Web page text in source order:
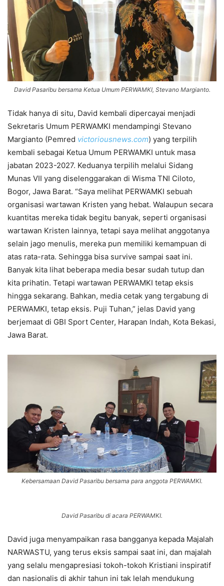
David Pasaribu bersama Ketua Umum PERWAMKI, Stevano Margianto.
Tidak hanya di situ, David kembali dipercayai menjadi
Sekretaris Umum PERWAMKI mendampingi Stevano
Margianto (Pemred victoriousnews.com) yang terpilih
kembali sebagai Ketua Umum PERWAMKI untuk masa
jabatan 2023-2027. Keduanya terpilih melalui Sidang
Munas VII yang diselenggarakan di Wisma TNI Ciloto,
Bogor, Jawa Barat. “Saya melihat PERWAMKI sebuah
organisasi wartawan Kristen yang hebat. Walaupun secara
kuantitas mereka tidak begitu banyak, seperti organisasi
wartawan Kristen lainnya, tetapi saya melihat anggotanya
selain jago menulis, mereka pun memiliki kemampuan di
atas rata-rata. Sehingga bisa survive sampai saat ini.
Banyak kita lihat beberapa media besar sudah tutup dan
kita prihatin. Tetapi wartawan PERWAMKI tetap eksis
hingga sekarang. Bahkan, media cetak yang tergabung di
PERWAMKI, tetap eksis. Puji Tuhan,” jelas David yang
berjemaat di GBI Sport Center, Harapan Indah, Kota Bekasi,
Jawa Barat.
Kebersamaan David Pasaribu bersama para anggota PERWAMKI.
David Pasaribu di acara PERWAMKI.
David juga menyampaikan rasa bangganya kepada Majalah
NARWASTU, yang terus eksis sampai saat ini, dan majalah
yang selalu mengapresiasi tokoh-tokoh Kristiani inspiratif
dan nasionalis di akhir tahun ini tak lelah mendukung